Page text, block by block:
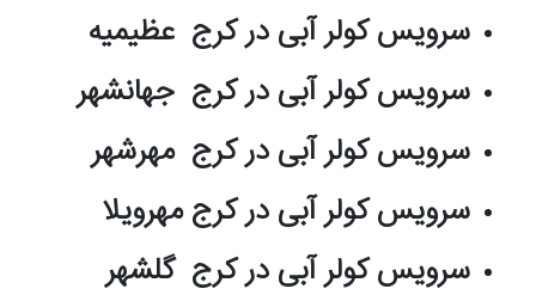
سرویس کولر آبی در کرج عظیمیه
سرویس کولر آبی در کرج جهانشهر
سرویس کولر آبی در کرج مهرشهر
سرویس کولر آبی در کرج مهرویلا
سرویس کولر آبی در کرج گلشهر